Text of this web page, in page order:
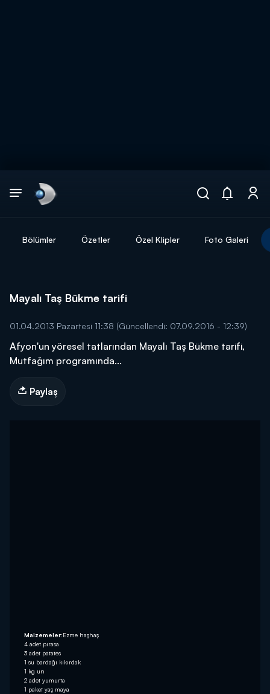
Bölümler Özetler Özel Klipler Foto Galeri
Mayalı Taş Bükme tarifi
01.04.2013 Pazartesi 11:38 (Güncellendi: 07.09.2016 - 12:39)
Afyon'un yöresel tatlarından Mayalı Taş Bükme tarifi,
Mutfağım programında...
Paylaş
Malzemeler:Ezme haşhaş
4 adet pırasa
3 adet patates
1 su bardağı kıkırdak
1 kg un
2 adet yumurta
1 paket yaş maya